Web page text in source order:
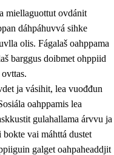
ja oahppahábmen
miellaguottut ovdánit
dáhpáhuvvá sihke
olis. Fágalaš oahppama
barggus doibmet ohppiid
ja vásihit, lea vuođđun
oahppamis lea
gulahallama árvvu ja
vai máhttá dustet
galget oahpaheaddjit